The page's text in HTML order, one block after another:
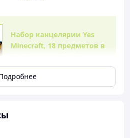
Набор канцелярии Yes
Minecraft, 18 предметов в
Подарите ребенку радость
и вдохновение с набором
и творчества. Яркий